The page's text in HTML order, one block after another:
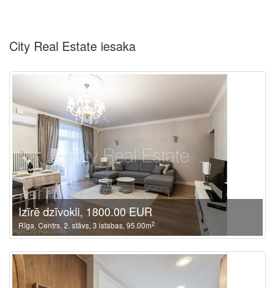
City Real Estate iesaka
Izīrē dzīvokli, 1800.00 EUR
Rīga, Centrs, 2. stāvs, 3 istabas, 95.00m2